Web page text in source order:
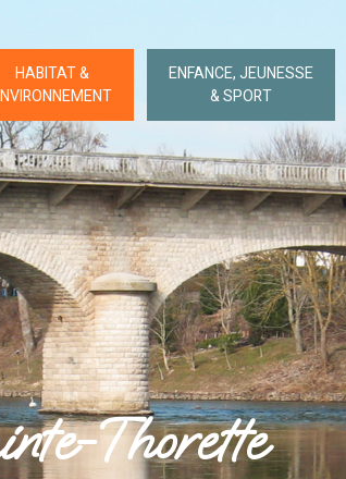
HABITAT &
ENFANCE, JEUNESSE
& SPORT
Thorette